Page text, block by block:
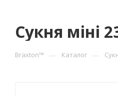
Сукня міні
Braxton™ — Каталог —